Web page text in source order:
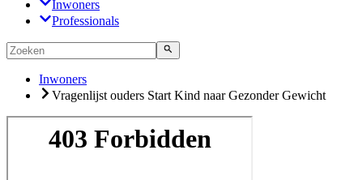
Inwoners
Professionals
Inwoners
Vragenlijst ouders Start Kind naar Gezonder Gewicht